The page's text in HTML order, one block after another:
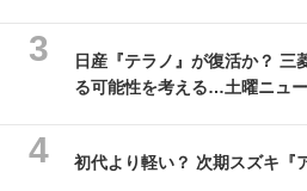
日産『テラノ』が復活か？ 三
る可能性を考える…土曜ニュ
初代より軽い？ 次期スズキ『